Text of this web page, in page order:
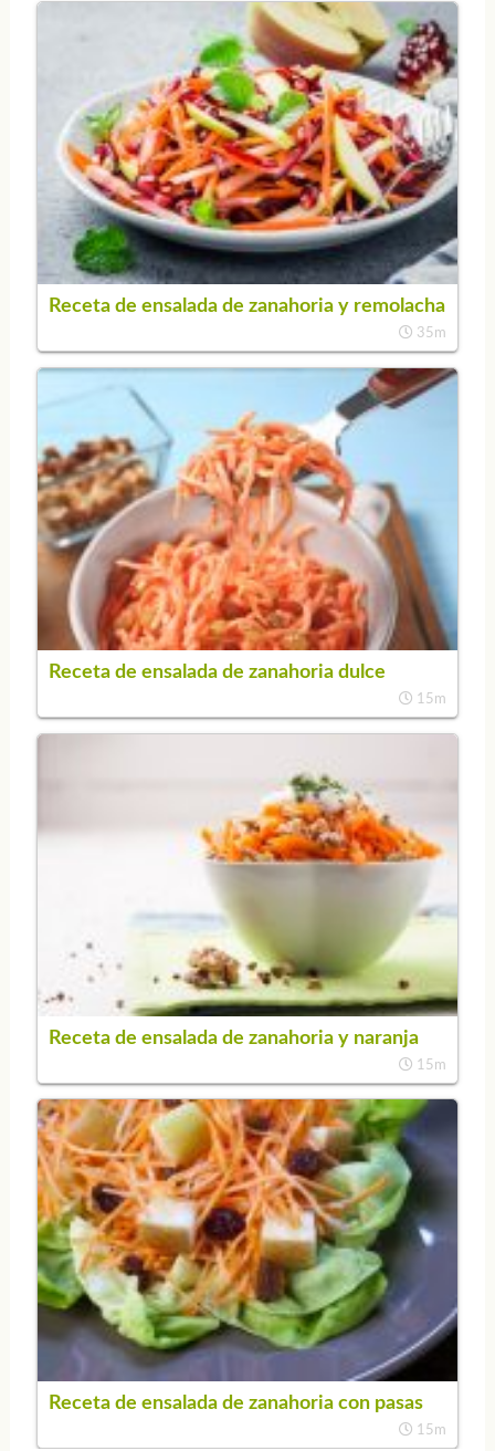
Receta de ensalada de zanahoria y remolacha
35m
Receta de ensalada de zanahoria dulce
15m
Receta de ensalada de zanahoria y naranja
15m
Receta de ensalada de zanahoria con pasas
15m